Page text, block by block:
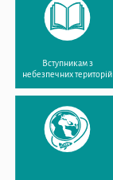
Вступникам з
небезпечних територій